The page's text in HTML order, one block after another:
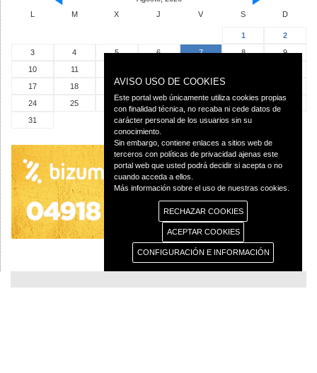
L
M X J V S D
1
2
3
4 5 6 7 8
9
10
11
17
18 19 20 21
24
25 26 27 28 29
30
31
AVISO USO DE COOKIES
Este portal web únicamente utiliza cookies propias
con finalidad técnica, no recaba ni cede datos de
carácter personal de los usuarios sin su
conocimiento.
Sin embargo, contiene enlaces a sitios web de
terceros con políticas de privacidad ajenas este
portal web que usted podrá decidir si acepta o no
cuando acceda a ellos.
Más información sobre el uso de nuestras cookies.
RECHAZAR COOKIES
ACEPTAR COOKIES
CONFIGURACIÓN E INFORMACIÓN